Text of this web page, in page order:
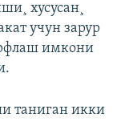
хусусан¸
учун зарур
имкони
таниган икки